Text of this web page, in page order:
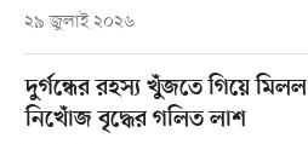
২৯ জুলাই ২০২৬
দুর্গন্ধের রহস্য খুঁজতে গিয়ে মিলল
নিখোঁজ বৃদ্ধের গলিত লাশ